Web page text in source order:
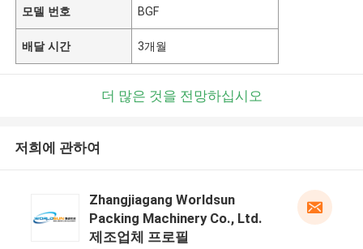
모델 번호 BGF
배달 시간 3개월
더 많은 것을 전망하십시오
저희에 관하여
Zhangjiagang Worldsun
Packing Machinery Co., Ltd.
제조업체 프로필